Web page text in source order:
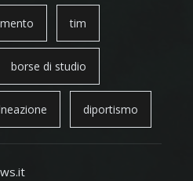
tim
borse di studio
diportismo